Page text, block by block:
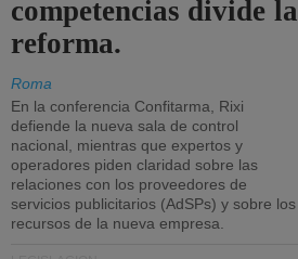
competencias divide la
reforma.
Roma
En la conferencia Confitarma, Rixi
defiende la nueva sala de control
nacional, mientras que expertos y
operadores piden claridad sobre las
relaciones con los proveedores de
servicios publicitarios (AdSPs) y sobre los
recursos de la nueva empresa.